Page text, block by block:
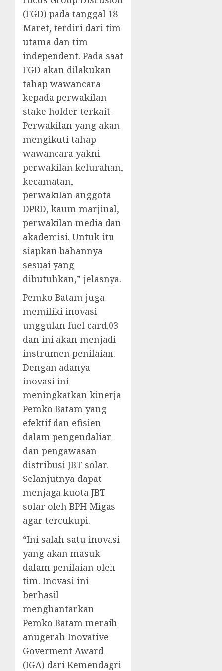
(FGD) pada tanggal 18
Maret, terdiri dari tim
utama dan tim
independent. Pada saat
FGD akan dilakukan
tahap wawancara
kepada perwakilan
stake holder terkait.
Perwakilan yang akan
mengikuti tahap
wawancara yakni
perwakilan kelurahan,
kecamatan,
perwakilan anggota
DPRD, kaum marjinal,
perwakilan media dan
akademisi. Untuk itu
siapkan bahannya
sesuai yang
dibutuhkan,” jelasnya.
Pemko Batam juga
memiliki inovasi
unggulan fuel card.03
dan ini akan menjadi
instrumen penilaian.
Dengan adanya
inovasi ini
meningkatkan kinerja
Pemko Batam yang
efektif dan efisien
dalam pengendalian
dan pengawasan
distribusi JBT solar.
Selanjutnya dapat
menjaga kuota JBT
solar oleh BPH Migas
agar tercukupi.
“Ini salah satu inovasi
yang akan masuk
dalam penilaian oleh
tim. Inovasi ini
berhasil
menghantarkan
Pemko Batam meraih
anugerah Inovative
Goverment Award
(IGA) dari Kemendagri